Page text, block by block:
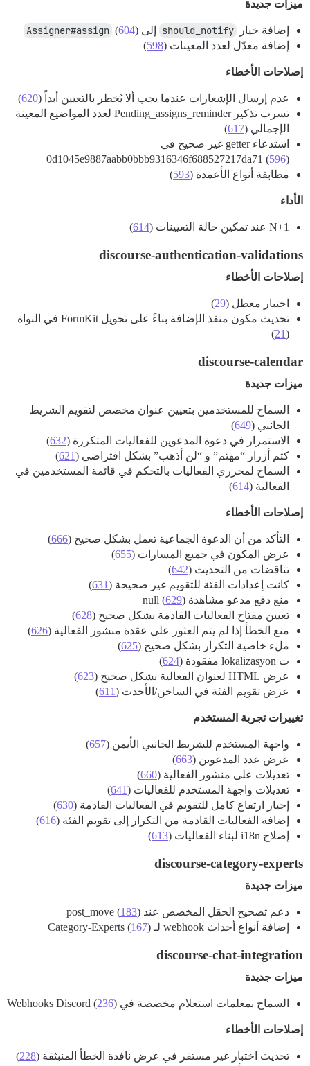
ميزات جديدة
إضافة خيار should_notify إلى Assigner#assign (604)
إضافة معدّل لعدد المعينات (598
)
إصلاحات الأخطاء
عدم إرسال الإشعارات عندما يجب ألا يُخطر بالتعيين أبداً (620
)
تسرب تذكير Pending_assigns_reminder لعدد المواضيع المعينة
الإجمالي (617
)
استدعاء getter غير صحيح في
0d1045e9887aabb0bbb9316346f688527217da71 (596)
مطابقة أنواع الأعمدة (593
)
الأداء
N+1 عند تمكين حالة التعيينات ( 614
)
discourse-authentication-validations
إصلاحات الأخطاء
اختبار معطل (29
)
تحديث مكون منفذ الإضافة بناءً على تحويل FormKit في النواة
(
21
)
discourse-calendar
ميزات جديدة
السماح للمستخدمين بتعيين عنوان مخصص لتقويم الشريط
الجانبي (649
)
الاستمرار في دعوة المدعوين للفعاليات المتكررة (632
)
كتم أزرار “مهتم” و “لن أذهب” بشكل افتراضي (621
)
السماح لمحرري الفعاليات بالتحكم في قائمة المستخدمين في
الفعالية (614
)
إصلاحات الأخطاء
التأكد من أن الدعوة الجماعية تعمل بشكل صحيح (666
)
عرض المكون في جميع المسارات (655
)
تناقضات من التحديث (642
)
كانت إعدادات الفئة للتقويم غير صحيحة (631
)
منع دفع مدعو مشاهدة null ( 629)
تعيين مفتاح الفعاليات القادمة بشكل صحيح (628
)
منع الخطأ إذا لم يتم العثور على عقدة منشور الفعالية (626
)
ملء خاصية التكرار بشكل صحيح (625
)
ت lokalizasyon مفقودة (
624
)
عرض HTML لعنوان الفعالية بشكل صحيح (
623
)
عرض تقويم الفئة في الساخن/الأحدث (611
)
تغييرات تجربة المستخدم
واجهة المستخدم للشريط الجانبي الأيمن (657
)
عرض عدد المدعوين (663
)
تعديلات على منشور الفعالية (660
)
تعديلات واجهة المستخدم للفعاليات (641
)
إجبار ارتفاع كامل للتقويم في الفعاليات القادمة (630
)
إضافة الفعاليات القادمة من التكرار إلى تقويم الفئة (616
)
إصلاح i18n لبناء الفعاليات (
613
)
discourse-category-experts
ميزات جديدة
دعم تصحيح الحقل المخصص عند post_move ( 183)
إضافة أنواع أحداث webhook لـ Category-Experts (
167)
discourse-chat-integration
ميزات جديدة
السماح بمعلمات استعلام مخصصة في Webhooks Discord ( 236)
إصلاحات الأخطاء
تحديث اختبار غير مستقر في عرض نافذة الخطأ المنبثقة (228
)